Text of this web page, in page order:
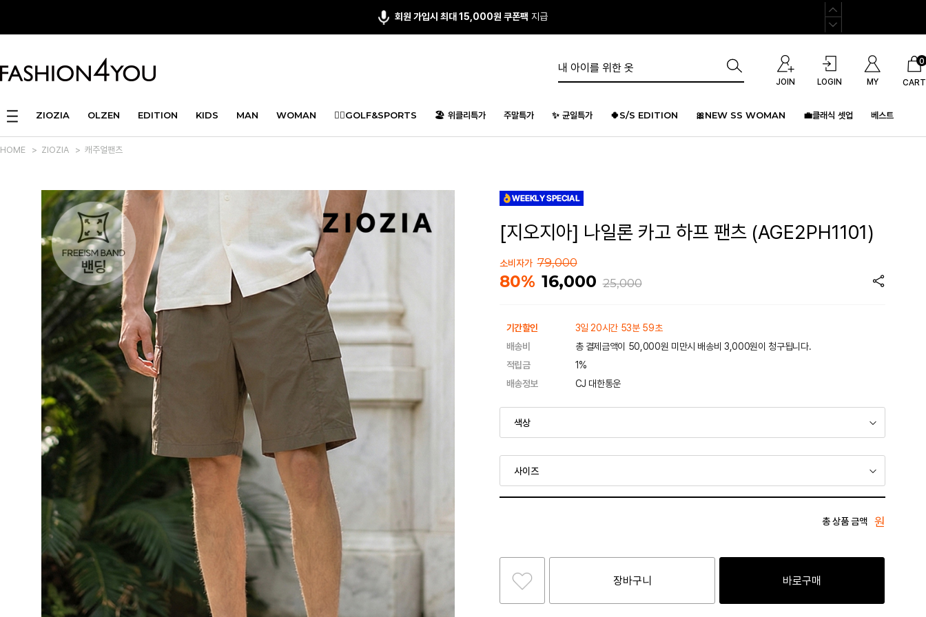
회원 가입시 최대 15,000원 쿠폰팩 지급
JOIN LOGIN MY CART
0
ZIOZIA OLZEN EDITION KIDS MAN WOMAN 🏌️‍♂️GOLF&SPORTS 🏖️ 위클리특가 주말특가 ✨ 균일특가 🍀S/S EDITION 🎀NEW SS WOMAN 💼클래식 셋업 베스트
HOME > ZIOZIA > 캐주얼팬츠
[지오지아] 나일론 카고 하프 팬츠 (AGE2PH1101)
소비자가 79,000
80% 16,000 25,000
기간할인
3일 20시간 53분 59초
배송비
총 결제금액이 50,000원 미만시 배송비 3,000원이 청구됩니다.
적립금
1%
배송정보
CJ 대한통운
총 상품 금액 원
장바구니 바로구매